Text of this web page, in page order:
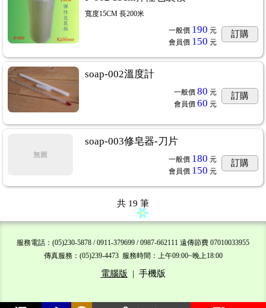
寬度15CM 長200米
一般價 190 元
會員價 150 元
訂購
soap-002溫度計
一般價 80 元
會員價 60 元
訂購
無圖
soap-003修皂器-刀片
一般價 180 元
會員價 150 元
訂購
共 19 筆
服務電話：(05)230-5878 / 0911-379699 / 0987-662111 遠傳節費 07010033955
傳真服務：(05)239-4473 服務時間：上午09:00~晚上18:00
電腦版 | 手機版